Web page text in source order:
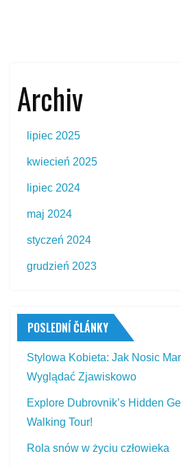
Archiv
lipiec 2025
kwiecień 2025
lipiec 2024
maj 2024
styczeń 2024
grudzień 2023
POSLEDNÍ ČLÁNKY
Stylowa Kobieta: Jak Nosic
Wyglądać Zjawiskowo
Explore Dubrovnik’s Hidden
Walking Tour!
Rola snów w życiu człowieka